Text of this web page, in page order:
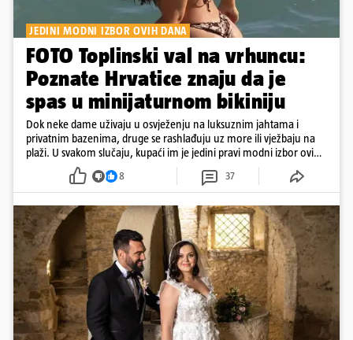
JEDINI MODNI IZBOR OVIH DANA
FOTO Toplinski val na vrhuncu:
Poznate Hrvatice znaju da je
spas u minijaturnom bikiniju
Dok neke dame uživaju u osvježenju na luksuznim jahtama i
privatnim bazenima, druge se rashlađuju uz more ili vježbaju na
plaži. U svakom slučaju, kupaći im je jedini pravi modni izbor ovih
8 37